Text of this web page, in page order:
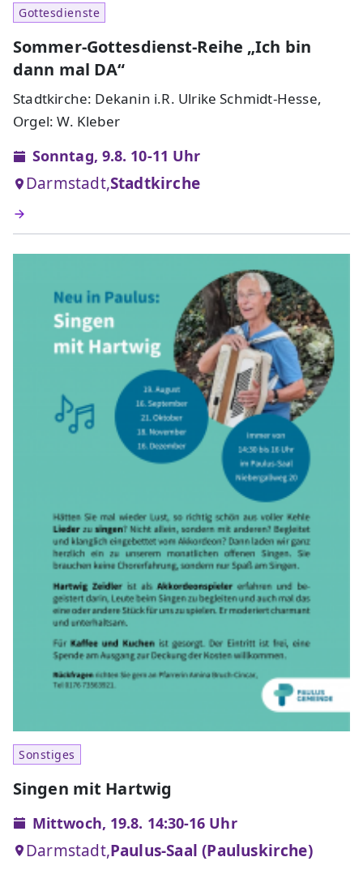
Gottesdienste
Sommer-Gottesdienst-Reihe „Ich bin
dann mal DA“
Stadtkirche: Dekanin i.R. Ulrike Schmidt-Hesse,
Orgel: W. Kleber
Sonntag, 9.8. 10-11 Uhr
Darmstadt,Stadtkirche
Sonstiges
Singen mit Hartwig
Mittwoch, 19.8. 14:30-16 Uhr
Darmstadt,Paulus-Saal (Pauluskirche)